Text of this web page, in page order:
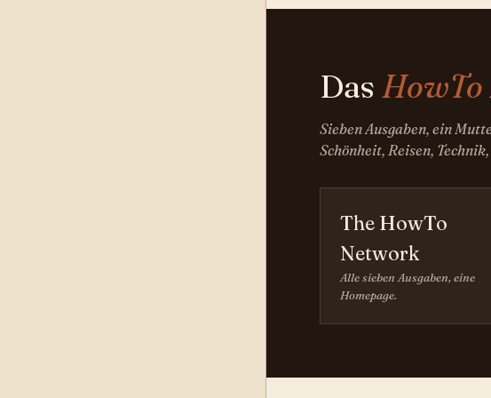
Das HowTo
Sieben Ausgaben, ein
Schönheit, Reisen,
The HowTo
Network
Alle sieben Ausgaben, eine
Homepage.